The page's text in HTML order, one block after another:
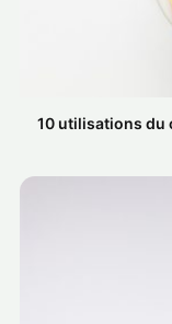
10 utilisations du